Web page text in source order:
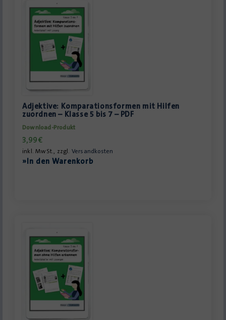
Adjektive: Komparationsformen mit Hilfen
zuordnen – Klasse 5 bis 7 – PDF
Download-Produkt
3,99€
inkl. MwSt., zzgl. Versandkosten
»In den Warenkorb